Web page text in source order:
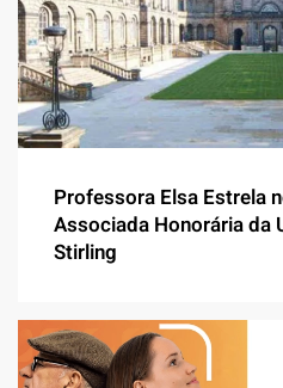
Professora Elsa Estrela
Associada Honorária da
Stirling